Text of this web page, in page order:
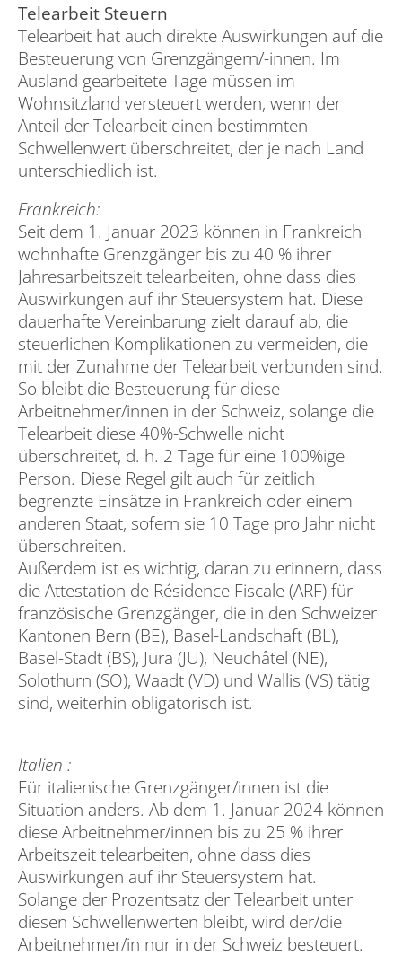
Telearbeit Steuern
Telearbeit hat auch direkte Auswirkungen auf die
Besteuerung von Grenzgängern/-innen. Im
Ausland gearbeitete Tage müssen im
Wohnsitzland versteuert werden, wenn der
Anteil der Telearbeit einen bestimmten
Schwellenwert überschreitet, der je nach Land
unterschiedlich ist.
Frankreich:
Seit dem 1. Januar 2023 können in Frankreich
wohnhafte Grenzgänger bis zu 40 % ihrer
Jahresarbeitszeit telearbeiten, ohne dass dies
Auswirkungen auf ihr Steuersystem hat. Diese
dauerhafte Vereinbarung zielt darauf ab, die
steuerlichen Komplikationen zu vermeiden, die
mit der Zunahme der Telearbeit verbunden sind.
So bleibt die Besteuerung für diese
Arbeitnehmer/innen in der Schweiz, solange die
Telearbeit diese 40%-Schwelle nicht
überschreitet, d. h. 2 Tage für eine 100%ige
Person. Diese Regel gilt auch für zeitlich
begrenzte Einsätze in Frankreich oder einem
anderen Staat, sofern sie 10 Tage pro Jahr nicht
überschreiten.
Außerdem ist es wichtig, daran zu erinnern, dass
die Attestation de Résidence Fiscale (ARF) für
französische Grenzgänger, die in den Schweizer
Kantonen Bern (BE), Basel-Landschaft (BL),
Basel-Stadt (BS), Jura (JU), Neuchâtel (NE),
Solothurn (SO), Waadt (VD) und Wallis (VS) tätig
sind, weiterhin obligatorisch ist.
Italien :
Für italienische Grenzgänger/innen ist die
Situation anders. Ab dem 1. Januar 2024 können
diese Arbeitnehmer/innen bis zu 25 % ihrer
Arbeitszeit telearbeiten, ohne dass dies
Auswirkungen auf ihr Steuersystem hat.
Solange der Prozentsatz der Telearbeit unter
diesen Schwellenwerten bleibt, wird der/die
Arbeitnehmer/in nur in der Schweiz besteuert.